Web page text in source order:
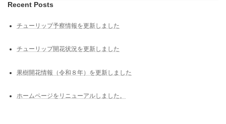
Recent Posts
チューリップ予察情報を更新しました
チューリップ開花状況を更新しました
果樹開花情報（令和８年）を更新しました
ホームページをリニューアルしました。